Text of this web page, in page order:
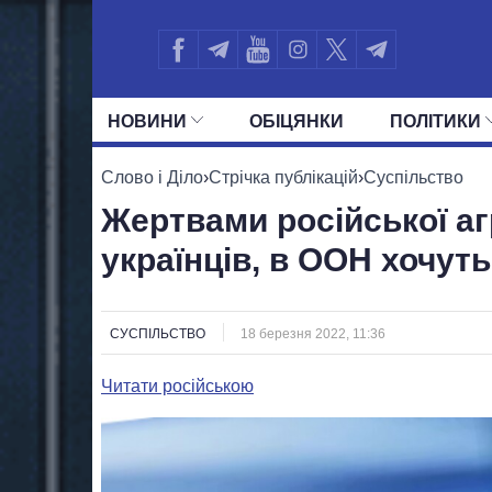
НОВИНИ ОБIЦЯНКИ ПОЛIТИКИ
УСІ ПОЛІТИКИ ПРЕЗИДЕНТ І ОФІС
Слово і Діло›Стрічка публікацій›Суспільство
Жертвами російської
українців, в ООН
СУСПІЛЬСТВО 18 березня 2022, 11:36
Читати російською